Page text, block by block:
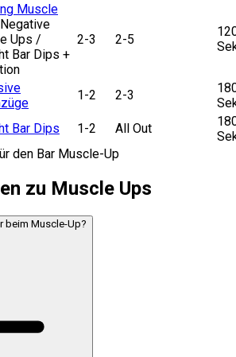
Muscle
Ups /
Bar Dips +
2-3 2-5
1-2 2-3
Bar Dips
1-2 All Out
den Bar Muscle-Up
zu Muscle Ups
beim Muscle-Up?